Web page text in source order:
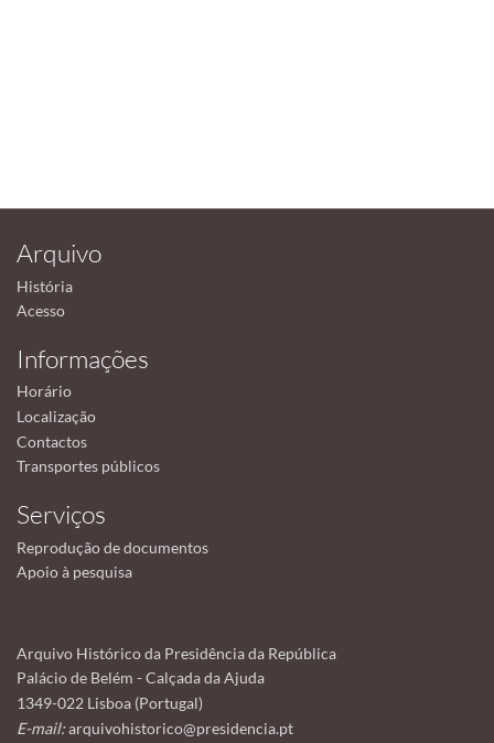
Arquivo
História
Acesso
Informações
Horário
Localização
Contactos
Transportes públicos
Serviços
Reprodução de documentos
Apoio à pesquisa
Arquivo Histórico da Presidência da República
Palácio de Belém - Calçada da Ajuda
1349-022 Lisboa (Portugal)
E-mail:arquivohistorico@presidencia.pt